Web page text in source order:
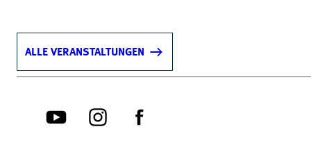
ALLE VERANSTALTUNGEN